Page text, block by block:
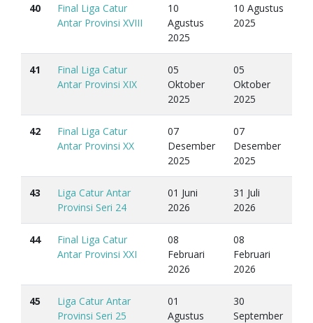
40
Final Liga Catur
Antar Provinsi XVIII
10
Agustus
2025
10 Agustus
2025
41
Final Liga Catur
Antar Provinsi XIX
05
Oktober
2025
05
Oktober
2025
42
Final Liga Catur
Antar Provinsi XX
07
Desember
2025
07
Desember
2025
43
Liga Catur Antar
Provinsi Seri 24
01 Juni
2026
31 Juli
2026
44
Final Liga Catur
Antar Provinsi XXI
08
Februari
2026
08
Februari
2026
45
Liga Catur Antar
Provinsi Seri 25
01
Agustus
30
September